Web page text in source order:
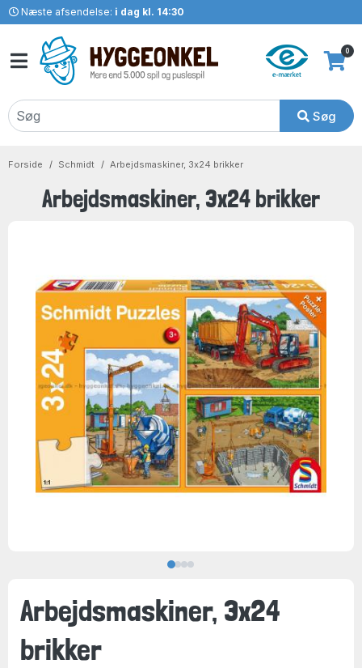
Næste afsendelse: i dag kl. 14:30
Søg
0
Forside Schmidt Arbejdsmaskiner, 3x24 brikker
Arbejdsmaskiner, 3x24 brikker
Arbejdsmaskiner, 3x24
brikker